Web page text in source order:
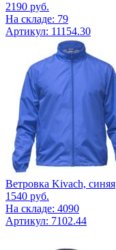
2190 руб.
На складе: 79
Артикул: 11154.30
Ветровка Kivach, синяя
1540 руб.
На складе: 4090
Артикул: 7102.44